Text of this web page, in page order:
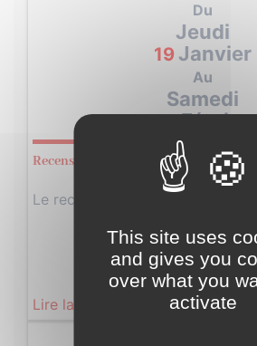
Du
Jeudi
19 Janvier
Au
Samedi
18Février
Recensement de la population 2023
Le recensement démarrera sur
Lire la suite
This site uses
and gives you
over what you
activate